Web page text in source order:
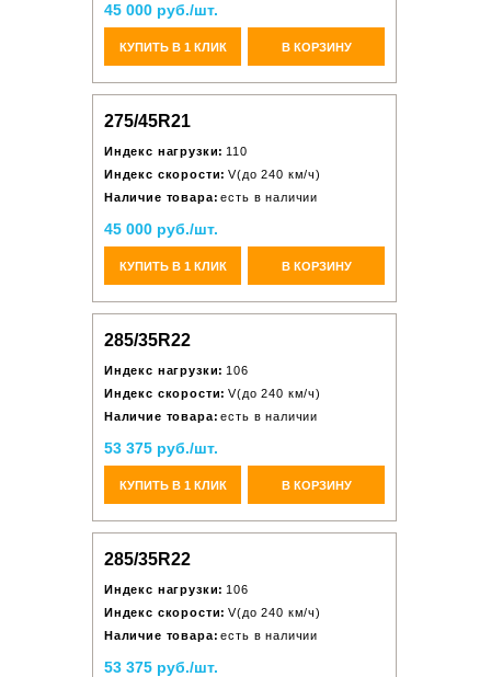
45 000 руб./шт.
КУПИТЬ В 1 КЛИК В КОРЗИНУ
275/45R21
Индекс нагрузки: 110
Индекс скорости: V(до 240 км/ч)
Наличие товара: есть в наличии
45 000 руб./шт.
КУПИТЬ В 1 КЛИК В КОРЗИНУ
285/35R22
Индекс нагрузки: 106
Индекс скорости: V(до 240 км/ч)
Наличие товара: есть в наличии
53 375 руб./шт.
КУПИТЬ В 1 КЛИК В КОРЗИНУ
285/35R22
Индекс нагрузки: 106
Индекс скорости: V(до 240 км/ч)
Наличие товара: есть в наличии
53 375 руб./шт.